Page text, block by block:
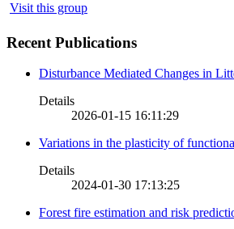
Visit this group
Recent Publications
Disturbance Mediated Changes in
Details
2026-01-15 16:11:29
Variations in the plasticity of
Details
2024-01-30 17:13:25
Forest fire estimation and risk